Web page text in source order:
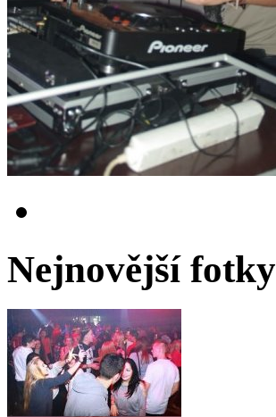
Nejnovější fotky